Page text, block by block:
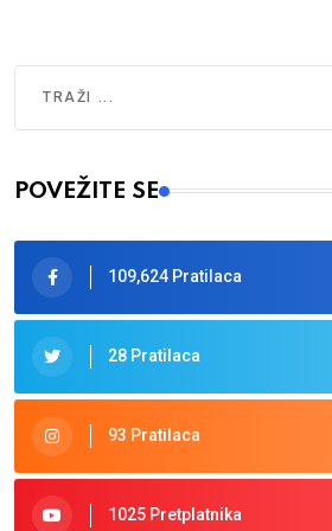
Type 2 or more characters for results.
POVEŽITE SE
109,624 Pratilaca
28 Pratilaca
93 Pratilaca
1025 Pretplatnika